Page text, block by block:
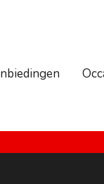
7 augustus